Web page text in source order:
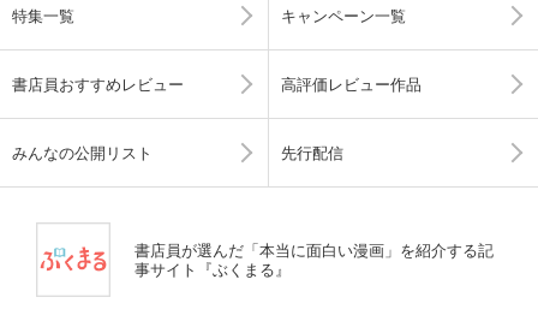
特集一覧 キャンペーン一覧
書店員おすすめレビュー 高評価レビュー作品
みんなの公開リスト 先行配信
書店員が選んだ「本当に面白い漫画」を紹介する記
事サイト『ぶくまる』